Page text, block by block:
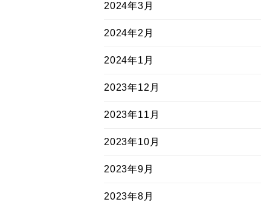
2024年3月
2024年2月
2024年1月
2023年12月
2023年11月
2023年10月
2023年9月
2023年8月